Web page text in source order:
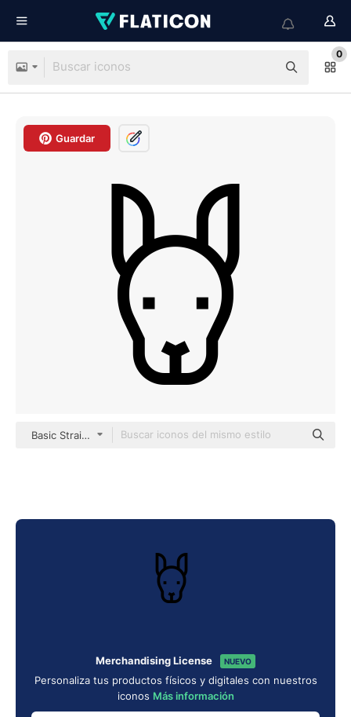
0
Guardar
Basic Straight Lineal
Merchandising License NUEVO
Personaliza tus productos físicos y digitales con nuestros
iconos Más información